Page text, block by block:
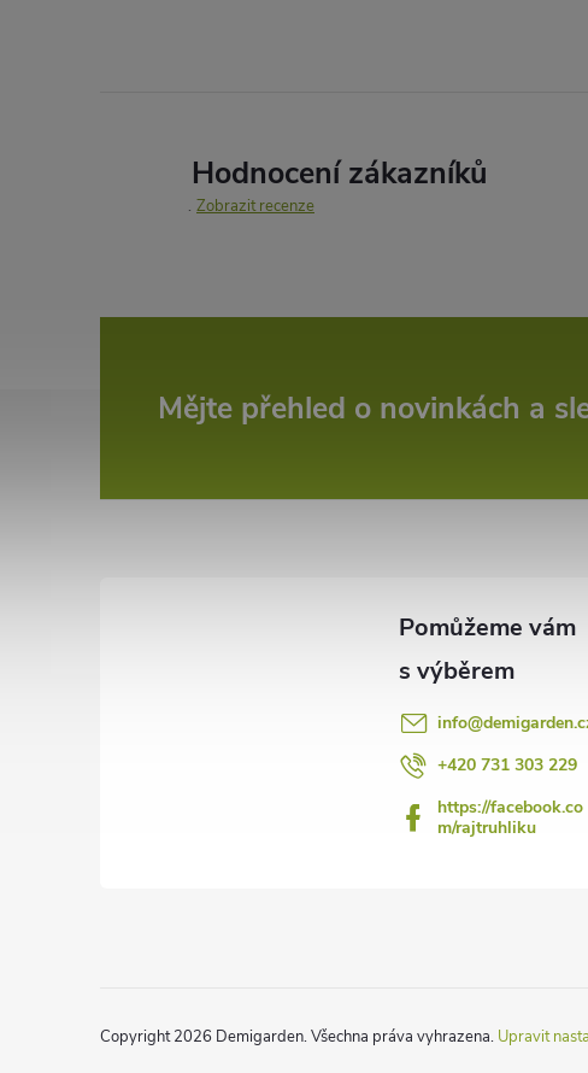
Hodnocení zákazníků
Zobrazit recenze
Mějte přehled o novinkách a
info@
+420 731 303 229
https://facebook.co
m/rajtruhliku
Copyright 2026 Demigarden. Všechna práva vyhrazena. Upravit